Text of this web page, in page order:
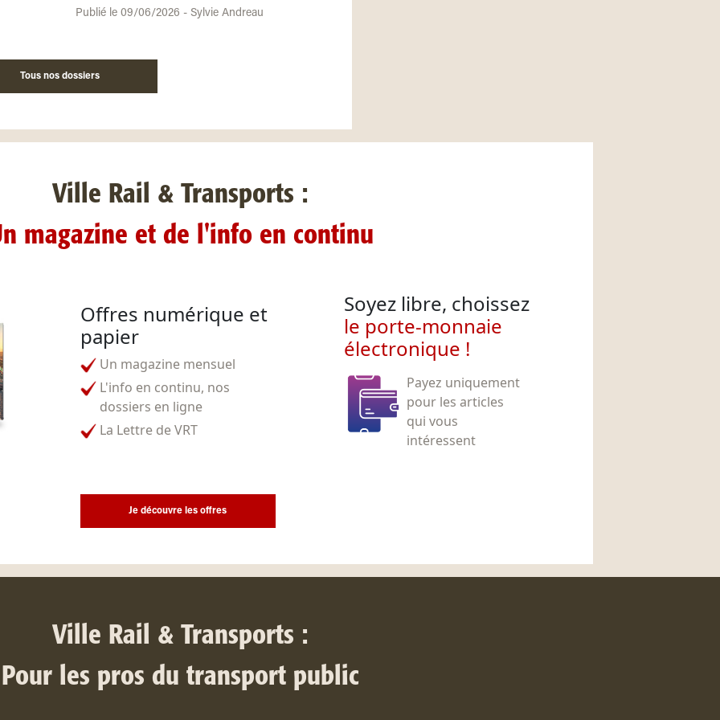
Publié le 09/06/2026 - Sylvie Andreau
Tous nos dossiers
Ville Rail & Transports :
magazine et de l'info en continu
Offres numérique et
papier
Un magazine mensuel
L'info en continu, nos
dossiers en ligne
La Lettre de VRT
Soyez libre, choissez
le porte-monnaie
électronique !
Payez uniquement
pour les articles
qui vous
intéressent
Je découvre les offres
Ville Rail & Transports :
Pour les pros du transport public